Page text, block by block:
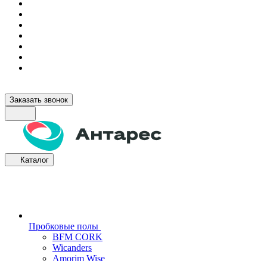
Заказать звонок
Каталог
Пробковые полы
BFM CORK
Wicanders
Amorim Wise